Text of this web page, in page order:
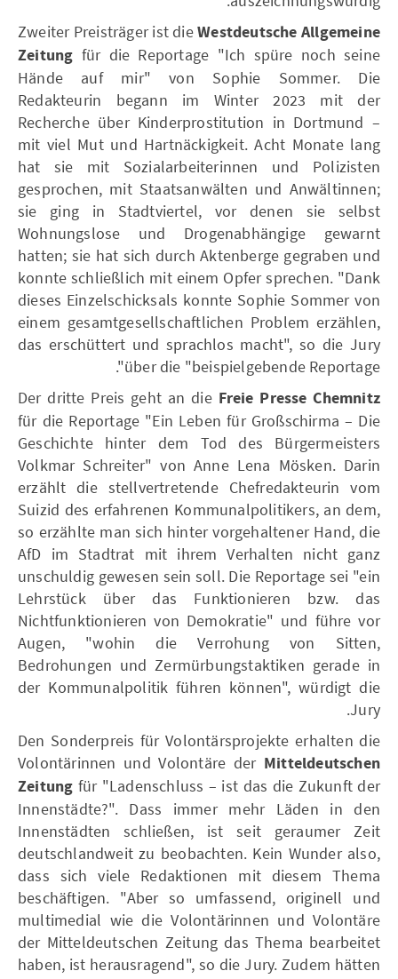
Zweiter Preisträger ist dieWestdeutsche Allgemeine
Zeitung für die Reportage "Ich spüre noch seine
Hände auf mir" von Sophie Sommer. Die
Redakteurin begann im Winter 2023 mit der
Recherche über Kinderprostitution in Dortmund –
mit viel Mut und Hartnäckigkeit. Acht Monate lang
hat sie mit Sozialarbeiterinnen und Polizisten
gesprochen, mit Staatsanwälten und Anwältinnen;
sie ging in Stadtviertel, vor denen sie selbst
Wohnungslose und Drogenabhängige gewarnt
hatten; sie hat sich durch Aktenberge gegraben und
konnte schließlich mit einem Opfer sprechen. "Dank
dieses Einzelschicksals konnte Sophie Sommer von
einem gesamtgesellschaftlichen Problem erzählen,
das erschüttert und sprachlos macht", so die Jury
über die "beispielgebende Reportage".
Der dritte Preis geht an die Freie Presse Chemnitz
für die Reportage "Ein Leben für Großschirma – Die
Geschichte hinter dem Tod des Bürgermeisters
Volkmar Schreiter" von Anne Lena Mösken. Darin
erzählt die stellvertretende Chefredakteurin vom
Suizid des erfahrenen Kommunalpolitikers, an dem,
so erzählte man sich hinter vorgehaltener Hand, die
AfD im Stadtrat mit ihrem Verhalten nicht ganz
unschuldig gewesen sein soll. Die Reportage sei "ein
Lehrstück über das Funktionieren bzw. das
Nichtfunktionieren von Demokratie" und führe vor
Augen, "wohin die Verrohung von Sitten,
Bedrohungen und Zermürbungstaktiken gerade in
der Kommunalpolitik führen können", würdigt die
Jury.
Den Sonderpreis für Volontärsprojekte erhalten die
Volontärinnen und Volontäre der Mitteldeutschen
Zeitung für "Ladenschluss – ist das die Zukunft der
Innenstädte?". Dass immer mehr Läden in den
Innenstädten schließen, ist seit geraumer Zeit
deutschlandweit zu beobachten. Kein Wunder also,
dass sich viele Redaktionen mit diesem Thema
beschäftigen. "Aber so umfassend, originell und
multimedial wie die Volontärinnen und Volontäre
der Mitteldeutschen Zeitung das Thema bearbeitet
haben, ist herausragend", so die Jury. Zudem hätten